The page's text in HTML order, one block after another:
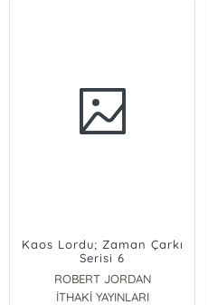
Kaos Lordu; Zaman Çarkı
Serisi 6
ROBERT JORDAN
İTHAKİ YAYINLARI